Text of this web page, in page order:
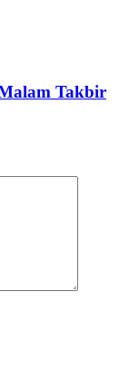
Takbir